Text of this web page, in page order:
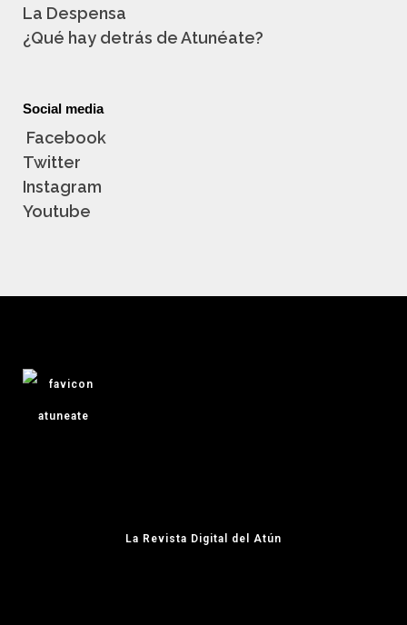
La Despensa
¿Qué hay detrás de Atunéate?
Social media
Facebook
Twitter
Instagram
Youtube
La Revista Digital del Atún